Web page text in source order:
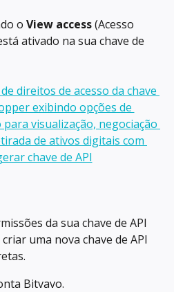
o View access (Acesso
ativado na sua chave de
da sua chave de API
uma nova chave de API
Bitvavo.